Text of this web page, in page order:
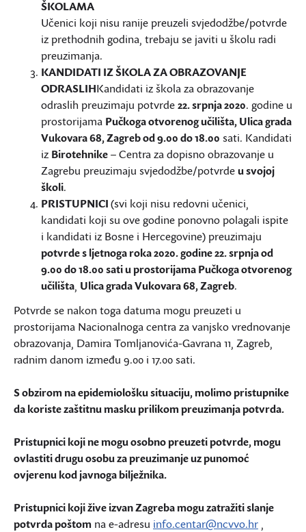
ŠKOLAMA
Učenici koji nisu ranije preuzeli svjedodžbe/potvrde
iz prethodnih godina, trebaju se javiti u školu radi
preuzimanja.
KANDIDATI IZ ŠKOLA ZA OBRAZOVANJE
ODRASLIHKandidati iz škola za obrazovanje
odraslih preuzimaju potvrde22. srpnja 2020. godine u
prostorijama Pučkoga otvorenog učilišta, Ulica grada
Vukovara 68, Zagreb od 9.00 do 18.00 sati. Kandidati
iz Birotehnike– Centra za dopisno obrazovanje u
Zagrebu preuzimaju svjedodžbe/potvrdeu svojoj
školi.
PRISTUPNICI(svi koji nisu redovni učenici,
kandidati koji su ove godine ponovno polagali ispite
i kandidati iz Bosne i Hercegovine) preuzimaju
potvrde s ljetnoga roka 2020. godine 22. srpnja od
9.00 do 18.00 sati u prostorijama Pučkoga otvorenog
učilišta, Ulica grada Vukovara 68, Zagreb.
Potvrde se nakon toga datuma mogu preuzeti u
prostorijama Nacionalnoga centra za vanjsko vrednovanje
obrazovanja, Damira Tomljanovića-Gavrana 11, Zagreb,
radnim danom između 9.00 i 17.00 sati.
S obzirom na epidemiološku situaciju, molimo pristupnike
da koriste zaštitnu masku prilikom preuzimanja potvrda.
Pristupnici koji ne mogu osobno preuzeti potvrde, mogu
ovlastiti drugu osobu za preuzimanje uz punomoć
ovjerenu kod javnoga bilježnika.
Pristupnici koji žive izvan Zagreba mogu zatražiti slanje
potvrda poštom na e-adresu info.centar@ncvvo.hr ,